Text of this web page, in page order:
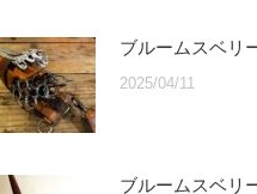
ブルームスベリ
2025/04/11
ブルームスベリ